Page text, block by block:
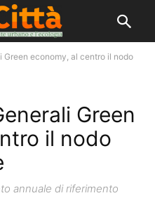
Green economy, al centro il nodo
Green
il nodo
annuale di riferimento